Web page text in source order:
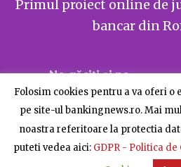
Primul proiect online de
bancar din
Ne găsiți și pe
Despre BankingNews
Folosim cookies pentru a va oferi o
pe site-ul bankingnews.ro. Mai
noastra referitoare la protectia
puteti vedea aici: GDPR - Politica